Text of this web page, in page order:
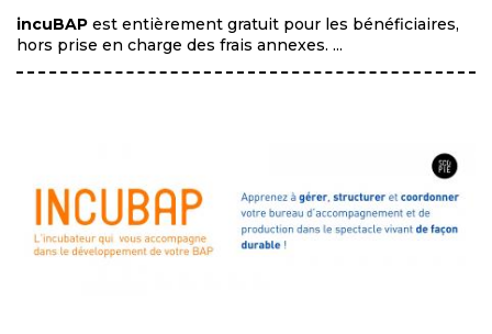
incuBAP est entièrement gratuit pour les bénéficiaires,
hors prise en charge des frais annexes. ...